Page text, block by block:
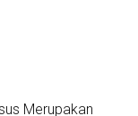
Merupakan